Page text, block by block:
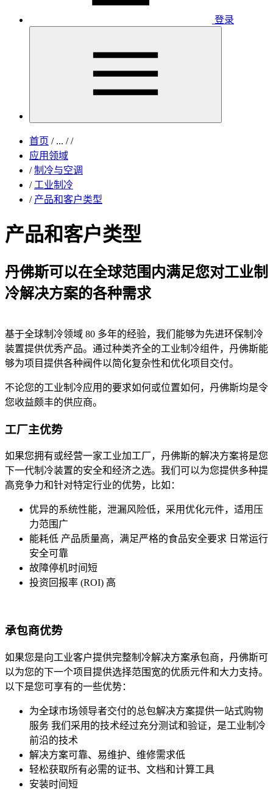
登录
首页 /... / /
应用领域
/ 制冷与空调
/ 工业制冷
/ 产品和客户类型
产品和客户类型
丹佛斯可以在全球范围内满足您对工业制
冷解决方案的各种需求
基于全球制冷领域 80 多年的经验，我们能够为先进环保制冷
装置提供优秀产品。通过种类齐全的工业制冷组件，丹佛斯能
够为项目提供各种阀件以简化复杂性和优化项目交付。
不论您的工业制冷应用的要求如何或位置如何，丹佛斯均是令
您收益颇丰的供应商。
工厂主优势
如果您拥有或经营一家工业加工厂，丹佛斯的解决方案将是您
下一代制冷装置的安全和经济之选。我们可以为您提供多种提
高竞争力和针对特定行业的优势，比如：
优异的系统性能，泄漏风险低，采用优化元件，适用压
力范围广
能耗低 产品质量高，满足严格的食品安全要求 日常运行
安全可靠
故障停机时间短
投资回报率 (ROI) 高
承包商优势
如果您是向工业客户提供完整制冷解决方案承包商，丹佛斯可
以为您的下一个项目提供选择范围宽的优质元件和大力支持。
以下是您可享有的一些优势：
为全球市场领导者交付的总包解决方案提供一站式购物
服务 我们采用的技术经过充分测试和验证，是工业制冷
前沿的技术
解决方案可靠、易维护、维修需求低
轻松获取所有必需的证书、文档和计算工具
安装时间短